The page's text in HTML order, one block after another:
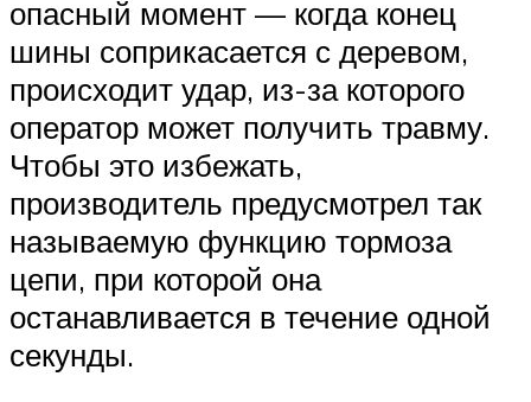
опасный момент — когда конец
шины соприкасается с деревом,
происходит удар, из-за которого
оператор может получить травму.
Чтобы это избежать,
производитель предусмотрел так
называемую функцию тормоза
цепи, при которой она
останавливается в течение одной
секунды.